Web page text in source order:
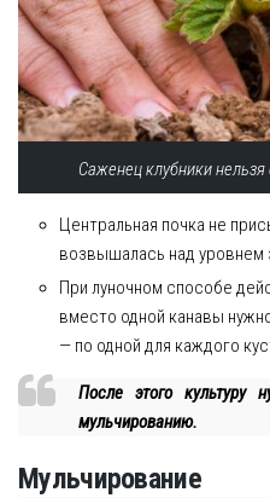
Саженец клубники нельзя
Центральная почка не
возвышалась над уровнем
При луночном способе
вместо одной канавы
— по одной для каждого
После этого культуру
мульчированию.
Мульчирование